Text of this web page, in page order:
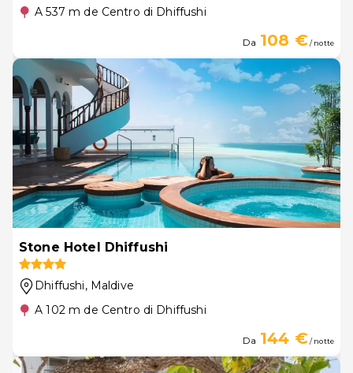
A 537 m de Centro di Dhiffushi
Da 108 €/ notte
Stone Hotel Dhiffushi
Dhiffushi, Maldive
A 102 m de Centro di Dhiffushi
Da 144 €/ notte